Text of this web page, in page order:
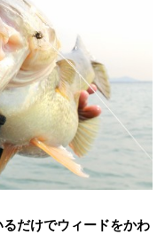
だけでウィードをかわ